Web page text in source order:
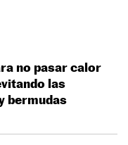
no pasar calor
las
bermudas